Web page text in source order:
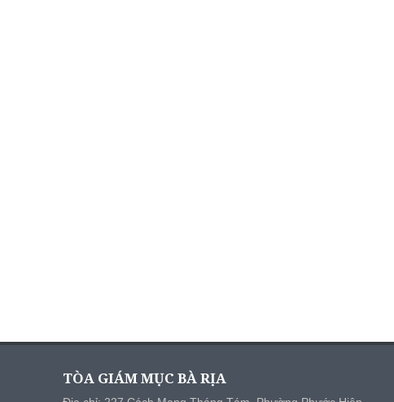
TÒA GIÁM MỤC BÀ RỊA